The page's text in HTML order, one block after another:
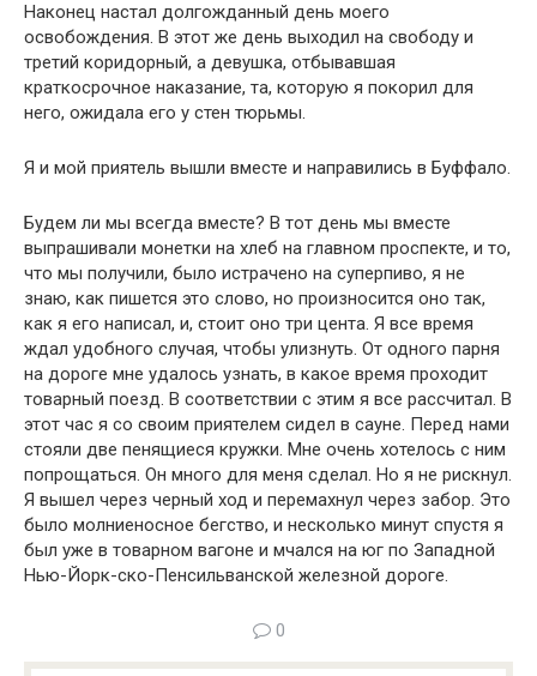
Наконец настал долгожданный день моего
освобождения. В этот же день выходил на свободу и
третий коридорный, а девушка, отбывавшая
краткосрочное наказание, та, которую я покорил для
него, ожидала его у стен тюрьмы.
Я и мой приятель вышли вместе и направились в Буффало.
Будем ли мы всегда вместе? В тот день мы вместе
выпрашивали монетки на хлеб на главном проспекте, и то,
что мы получили, было истрачено на суперпиво, я не
знаю, как пишется это слово, но произносится оно так,
как я его написал, и, стоит оно три цента. Я все время
ждал удобного случая, чтобы улизнуть. От одного парня
на дороге мне удалось узнать, в какое время проходит
товарный поезд. В соответствии с этим я все рассчитал. В
этот час я со своим приятелем сидел в сауне. Перед нами
стояли две пенящиеся кружки. Мне очень хотелось с ним
попрощаться. Он много для меня сделал. Но я не рискнул.
Я вышел через черный ход и перемахнул через забор. Это
было молниеносное бегство, и несколько минут спустя я
был уже в товарном вагоне и мчался на юг по Западной
Нью-Йорк-ско-Пенсильванской железной дороге.
0